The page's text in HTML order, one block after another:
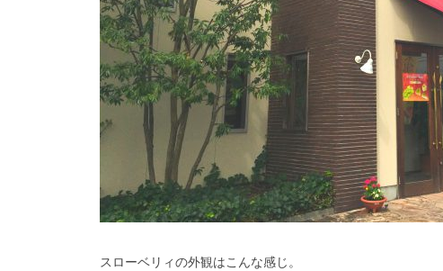
スローベリィの外観はこんな感じ。